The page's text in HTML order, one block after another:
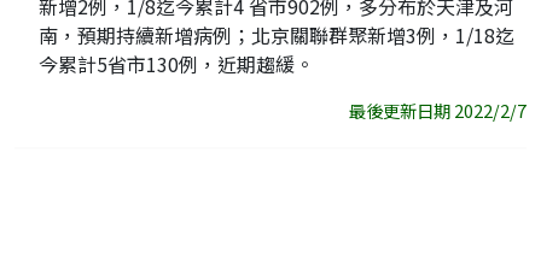
新增2例，1/8迄今累計4 省市902例，多分布於天津及河
南，預期持續新增病例；北京關聯群聚新增3例，1/18迄
今累計5省市130例，近期趨緩。
最後更新日期 2022/2/7